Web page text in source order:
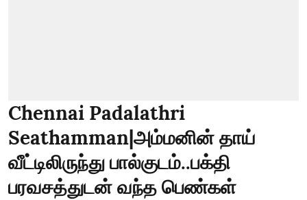
Chennai Padalathri
Seathamman|அம்மனின் தாய்
வீட்டிலிருந்து பால்குடம்..பக்தி
பரவசத்துடன் வந்த பெண்கள்